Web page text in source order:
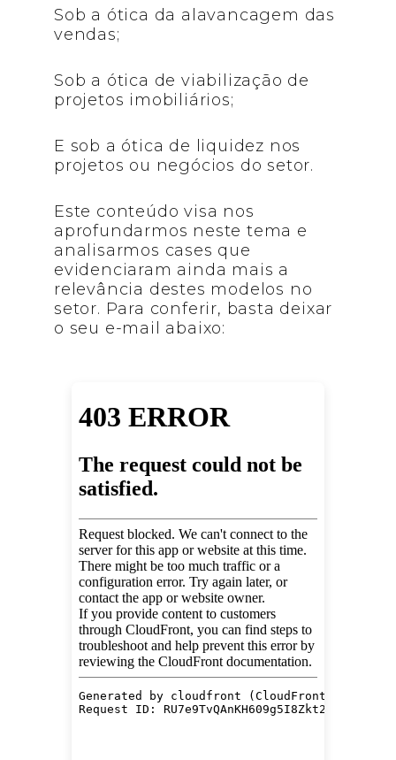
Sob a ótica da alavancagem das
vendas;
Sob a ótica de viabilização de
projetos imobiliários;
E sob a ótica de liquidez nos
projetos ou negócios do setor.
Este conteúdo visa nos
aprofundarmos neste tema e
analisarmos cases que
evidenciaram ainda mais a
relevância destes modelos no
setor. Para conferir, basta deixar
o seu e-mail abaixo: